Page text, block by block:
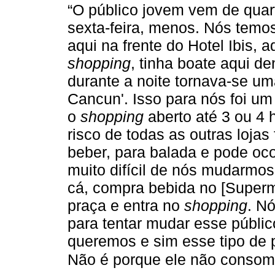
“O público jovem vem de
sexta-feira, menos. Nós
aqui na frente do Hotel Ibis,
shopping, tinha boate aqui
durante a noite tornava-se
Cancun'. Isso para nós foi
o shopping aberto até 3 ou 4
risco de todas as outras
beber, para balada e pode
muito difícil de nós
cá, compra bebida no
praça e entra no shopping.
para tentar mudar esse
queremos e sim esse tipo de
Não é porque ele não